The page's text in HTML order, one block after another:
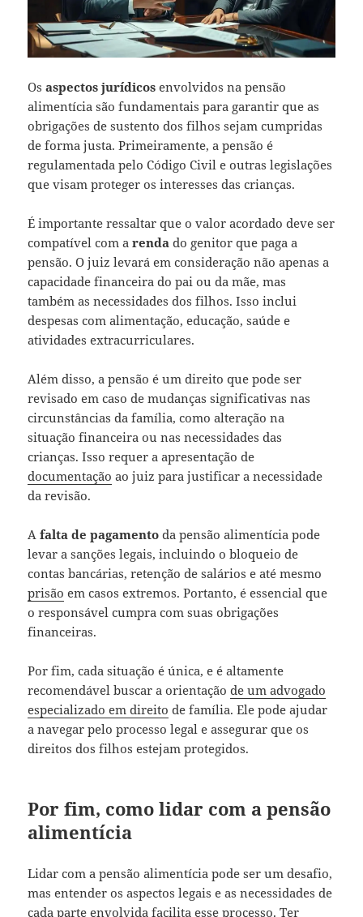
Osaspectos jurídicos envolvidos na pensão
alimentícia são fundamentais para garantir que as
obrigações de sustento dos filhos sejam cumpridas
de forma justa. Primeiramente, a pensão é
regulamentada pelo Código Civil e outras legislações
que visam proteger os interesses das crianças.
É importante ressaltar que o valor acordado deve ser
compatível com arenda do genitor que paga a
pensão. O juiz levará em consideração não apenas a
capacidade financeira do pai ou da mãe, mas
também as necessidades dos filhos. Isso inclui
despesas com alimentação, educação, saúde e
atividades extracurriculares.
Além disso, a pensão é um direito que pode ser
revisado em caso de mudanças significativas nas
circunstâncias da família, como alteração na
situação financeira ou nas necessidades das
crianças. Isso requer a apresentação de
documentação ao juiz para justificar a necessidade
da revisão.
Afalta de pagamento da pensão alimentícia pode
levar a sanções legais, incluindo o bloqueio de
contas bancárias, retenção de salários e até mesmo
prisão em casos extremos. Portanto, é essencial que
o responsável cumpra com suas obrigações
financeiras.
Por fim, cada situação é única, e é altamente
recomendável buscar a orientaçãode um advogado
especializado em direito de família. Ele pode ajudar
a navegar pelo processo legal e assegurar que os
direitos dos filhos estejam protegidos.
Por fim, como lidar com a pensão
alimentícia
Lidar com a pensão alimentícia pode ser um desafio,
mas entender os aspectos legais e as necessidades de
cada parte envolvida facilita esse processo. Ter